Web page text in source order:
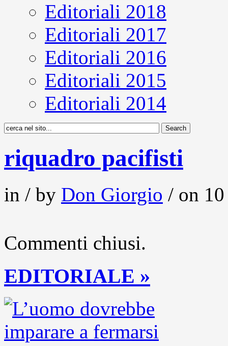
Editoriali 2018
Editoriali 2017
Editoriali 2016
Editoriali 2015
Editoriali 2014
riquadro pacifisti
in / by Don Giorgio / on
Commenti chiusi.
EDITORIALE »